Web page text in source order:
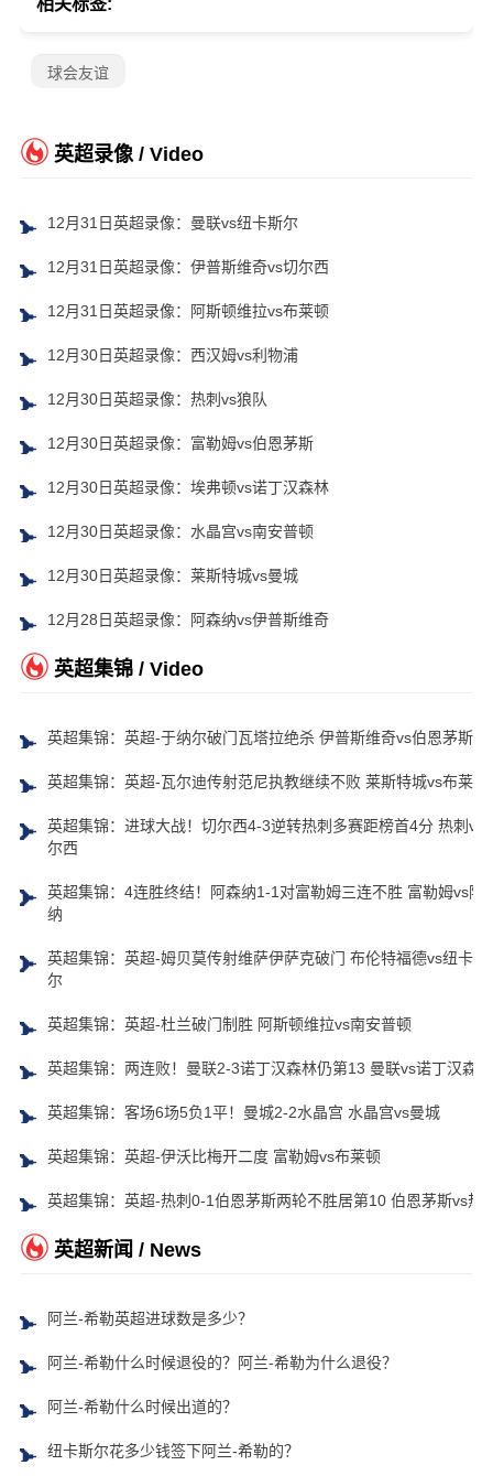
相关标签:
球会友谊
英超录像 / Video
12月31日英超录像：曼联vs纽卡斯尔
12月31日英超录像：伊普斯维奇vs切尔西
12月31日英超录像：阿斯顿维拉vs布莱顿
12月30日英超录像：西汉姆vs利物浦
12月30日英超录像：热刺vs狼队
12月30日英超录像：富勒姆vs伯恩茅斯
12月30日英超录像：埃弗顿vs诺丁汉森林
12月30日英超录像：水晶宫vs南安普顿
12月30日英超录像：莱斯特城vs曼城
12月28日英超录像：阿森纳vs伊普斯维奇
英超集锦 / Video
英超集锦：英超-于纳尔破门瓦塔拉绝杀 伊普斯维奇vs伯恩茅斯
英超集锦：英超-瓦尔迪传射范尼执教继续不败 莱斯特城vs布莱顿
英超集锦：进球大战！切尔西4-3逆转热刺多赛距榜首4分 热刺vs
尔西
英超集锦：4连胜终结！阿森纳1-1对富勒姆三连不胜 富勒姆vs阿
纳
英超集锦：英超-姆贝莫传射维萨伊萨克破门 布伦特福德vs纽卡斯
尔
英超集锦：英超-杜兰破门制胜 阿斯顿维拉vs南安普顿
英超集锦：两连败！曼联2-3诺丁汉森林仍第13 曼联vs诺丁汉森林
英超集锦：客场6场5负1平！曼城2-2水晶宫 水晶宫vs曼城
英超集锦：英超-伊沃比梅开二度 富勒姆vs布莱顿
英超集锦：英超-热刺0-1伯恩茅斯两轮不胜居第10 伯恩茅斯vs热
英超新闻 / News
阿兰-希勒英超进球数是多少？
阿兰-希勒什么时候退役的？阿兰-希勒为什么退役？
阿兰-希勒什么时候出道的？
纽卡斯尔花多少钱签下阿兰-希勒的？